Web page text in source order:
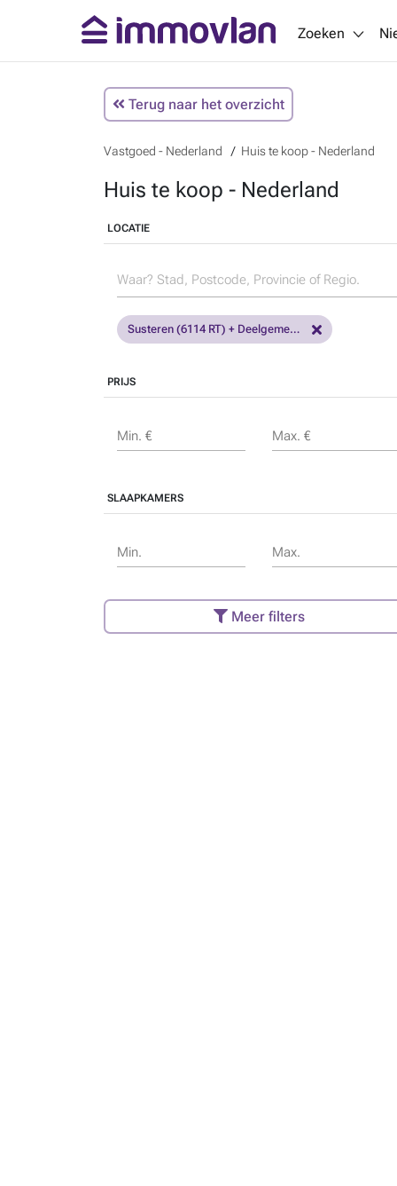
Zoeken
Terug naar het overzicht
Vastgoed - Nederland Huis te koop - Nederland
Huis te koop - Nederland
LOCATIE
Susteren (6114 RT) + Deelgemeenten
PRIJS
Min. € Max. €
SLAAPKAMERS
Min. Max.
Meer filters